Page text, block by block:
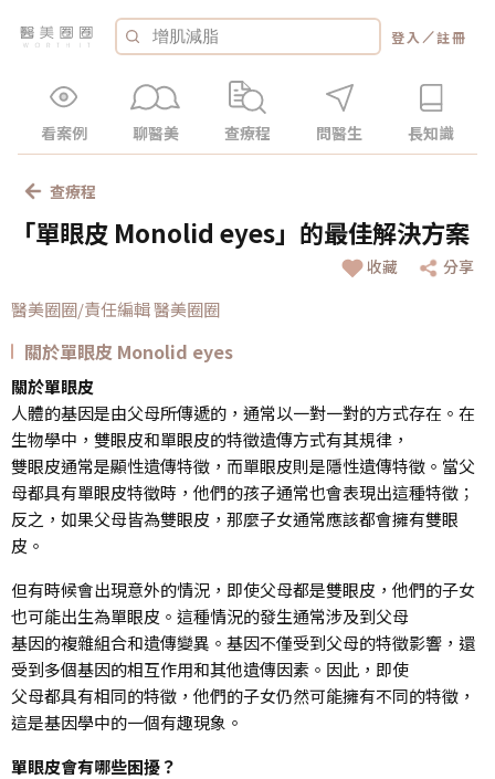
登入 ／註冊
看案例 聊醫美 查療程 問醫生 長知識
查療程
「單眼皮 Monolid eyes」的最佳解決方案
收藏 分享
醫美圈圈/責任編輯 醫美圈圈
關於單眼皮 Monolid eyes
關於單眼皮
人體的基因是由父母所傳遞的，通常以一對一對的方式存在。在
生物學中，雙眼皮和單眼皮的特徵遺傳方式有其規律，
雙眼皮通常是顯性遺傳特徵，而單眼皮則是隱性遺傳特徵。當父
母都具有單眼皮特徵時，他們的孩子通常也會表現出這種特徵；
反之，如果父母皆為雙眼皮，那麼子女通常應該都會擁有雙眼
皮。
但有時候會出現意外的情況，即使父母都是雙眼皮，他們的子女
也可能出生為單眼皮。這種情況的發生通常涉及到父母
基因的複雜組合和遺傳變異。基因不僅受到父母的特徵影響，還
受到多個基因的相互作用和其他遺傳因素。因此，即使
父母都具有相同的特徵，他們的子女仍然可能擁有不同的特徵，
這是基因學中的一個有趣現象。
單眼皮會有哪些困擾？